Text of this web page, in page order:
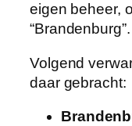
eigen beheer,
“Brandenburg”.
Volgend
daar gebracht: